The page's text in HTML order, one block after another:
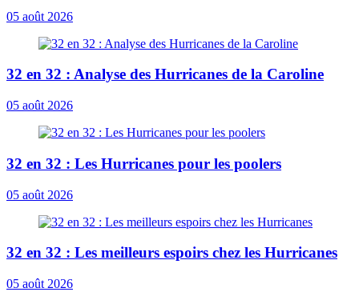
05 août 2026
32 en 32 : Analyse des Hurricanes de la Caroline
05 août 2026
32 en 32 : Les Hurricanes pour les poolers
05 août 2026
32 en 32 : Les meilleurs espoirs chez les Hurricanes
05 août 2026